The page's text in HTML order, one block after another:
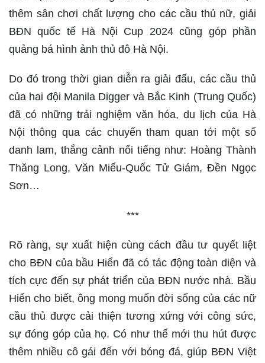
thêm sân chơi chất lượng cho các cầu thủ nữ, giải
BĐN quốc tế Hà Nội Cup 2024 cũng góp phần
quảng bá hình ảnh thủ đô Hà Nội.
Do đó trong thời gian diễn ra giải đấu, các cầu thủ
của hai đội Manila Digger và Bắc Kinh (Trung Quốc)
đã có những trải nghiệm văn hóa, du lịch của Hà
Nội thông qua các chuyến tham quan tới một số
danh lam, thắng cảnh nổi tiếng như: Hoàng Thành
Thăng Long, Văn Miếu-Quốc Tử Giám, Đền Ngọc
Sơn…
***
Rõ ràng, sự xuất hiện cùng cách đầu tư quyết liệt
cho BĐN của bầu Hiển đã có tác động toàn diện và
tích cực đến sự phát triển của BĐN nước nhà. Bầu
Hiển cho biết, ông mong muốn đời sống của các nữ
cầu thủ được cải thiện tương xứng với công sức,
sự đóng góp của họ. Có như thế mới thu hút được
thêm nhiều cô gái đến với bóng đá, giúp BĐN Việt